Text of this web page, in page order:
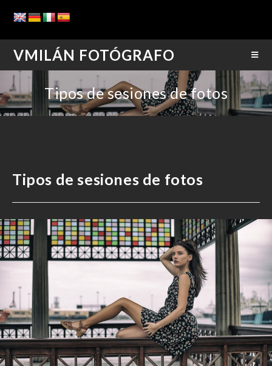
VMILÁN FOTÓGRAFO
Tipos de sesiones de fotos
Tipos de sesiones de fotos